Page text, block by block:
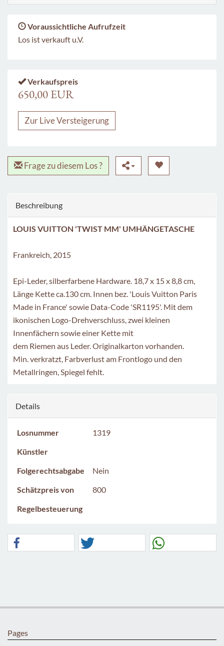
Voraussichtliche Aufrufzeit
Los ist verkauft u.V.
Verkaufspreis
650,00 EUR
Zur Live Versteigerung
Frage zu diesem Los ?
Beschreibung
LOUIS VUITTON 'TWIST MM' UMHÄNGETASCHE
Frankreich, 2015
Epi-Leder, silberfarbene Hardware. 18,7 x 15 x 8,8 cm,
Länge Kette ca.130 cm. Innen bez. 'Louis Vuitton Paris
Made in France' sowie Data-Code 'SR1195'. Mit dem
ikonischen Logo-Drehverschluss, zwei kleinen
Innenfächern sowie einer Kette mit
dem Riemen aus Leder. Originalkarton vorhanden.
Min. verkratzt, Farbverlust am Frontlogo und den
Metallringen, Spiegel fehlt.
Details
Losnummer
1319
Künstler
Folgerechtsabgabe
Nein
Schätzpreis von
800
Regelbesteuerung
Pages